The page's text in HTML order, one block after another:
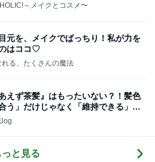
～メイクとコスメ〜
元を、メイクでぱっちり！私が力を
はココ♡
れる、たくさんの魔法
あえず茶髪』はもったいない？！髪色
う」だけじゃなく「維持できる」で
log
と見る